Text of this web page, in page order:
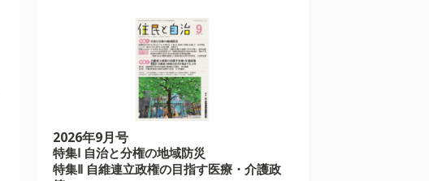
2026年9月号
特集Ⅰ 自治と分権の地域防災
特集Ⅱ 自維連立政権の目指す医療・介護政